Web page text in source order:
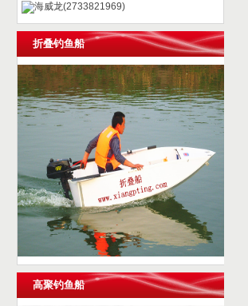
海威龙(2733821969)
折叠钓鱼船
高聚钓鱼船